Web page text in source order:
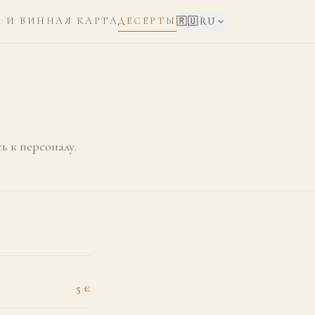
И ВИННАЯ КАРТАДЕСЕРТЫ 🇷🇺RU
к персоналу.
5 €